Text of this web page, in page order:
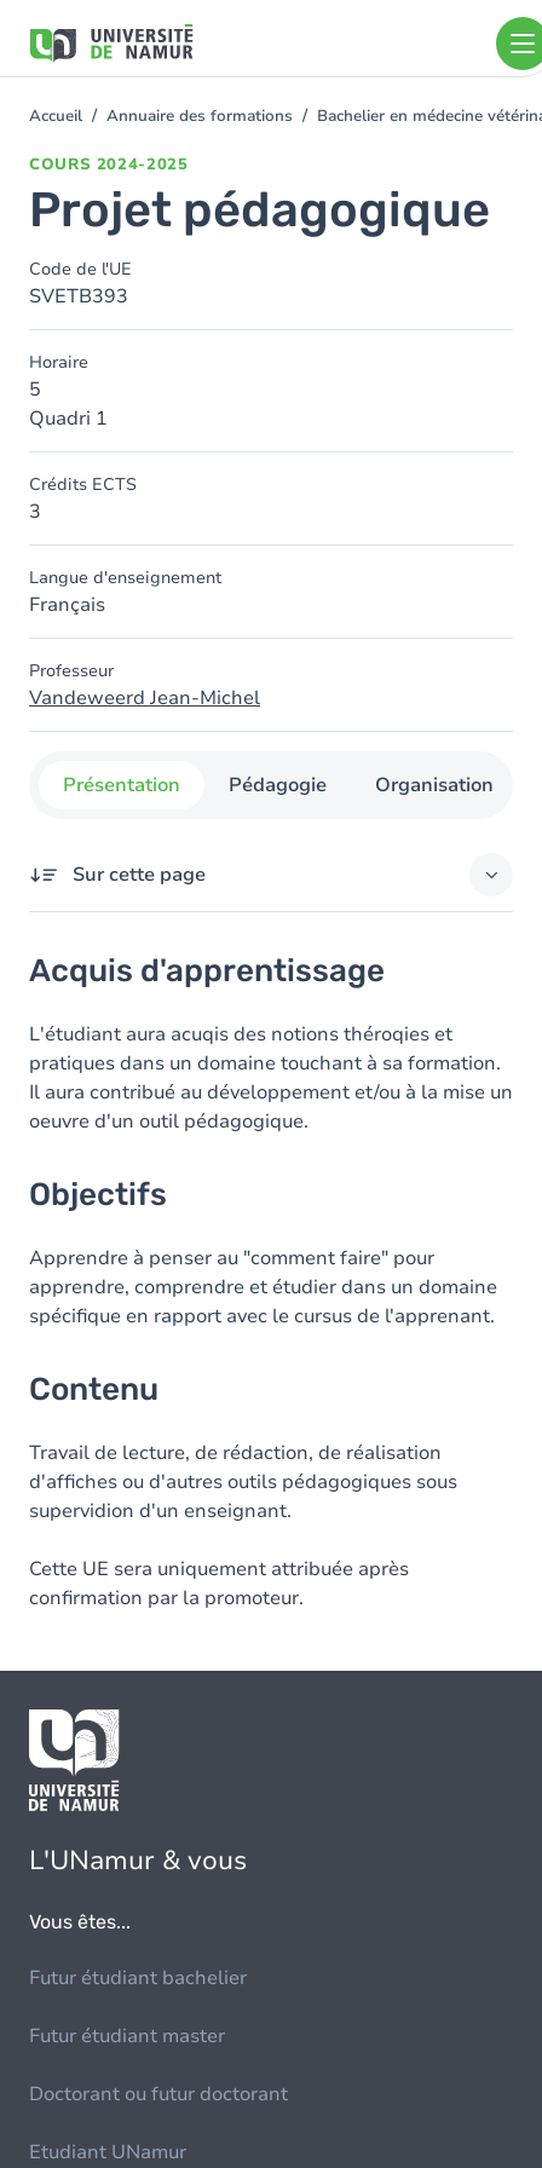
contenu
You
Accueil Annuaire des formations Bachelier en médecine
COURS 2024-2025
Projet pédagogique
Code de l'UE
SVETB393
Horaire
5
Quadri 1
Crédits ECTS
3
Langue d'enseignement
Français
Professeur
Vandeweerd Jean-Michel
Présentation Pédagogie Organisation
Sur cette page
Objectifs
Contenu
Acquis d'apprentissage
L'étudiant aura acuqis des notions théroqies et
pratiques dans un domaine touchant à sa formation.
Il aura contribué au développement et/ou à la mise un
oeuvre d'un outil pédagogique.
Objectifs
Apprendre à penser au "comment faire" pour
apprendre, comprendre et étudier dans un domaine
spécifique en rapport avec le cursus de l'apprenant.
Contenu
Travail de lecture, de rédaction, de réalisation
d'affiches ou d'autres outils pédagogiques sous
supervidion d'un enseignant.
Cette UE sera uniquement attribuée après
confirmation par la promoteur.
L'UNamur & vous
Vous êtes...
Futur étudiant bachelier
Futur étudiant master
Doctorant ou futur doctorant
Etudiant UNamur